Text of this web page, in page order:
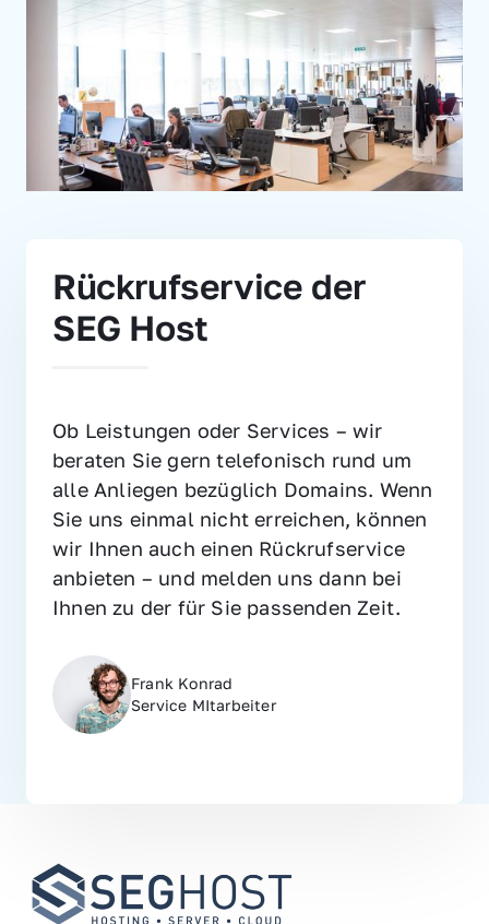
Rückrufservice der
SEG Host
Ob Leistungen oder Services – wir
beraten Sie gern telefonisch rund um
alle Anliegen bezüglich Domains. Wenn
Sie uns einmal nicht erreichen, können
wir Ihnen auch einen Rückrufservice
anbieten – und melden uns dann bei
Ihnen zu der für Sie passenden Zeit.
Frank Konrad
Service MItarbeiter